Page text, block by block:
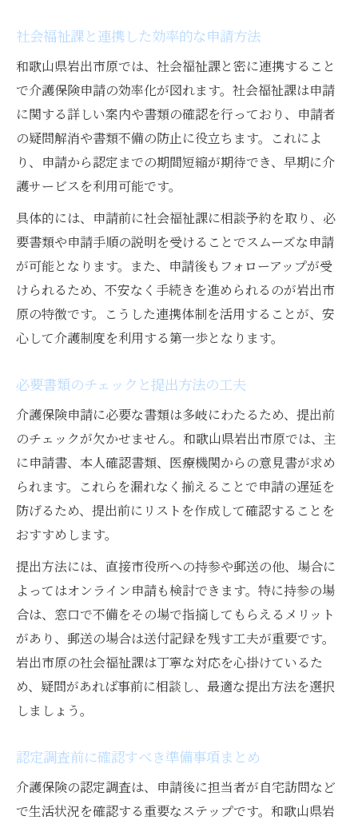
社会福祉課と連携した効率的な申請方法
和歌山県岩出市原では、社会福祉課と密に連携すること
で介護保険申請の効率化が図れます。社会福祉課は申請
に関する詳しい案内や書類の確認を行っており、申請者
の疑問解消や書類不備の防止に役立ちます。これによ
り、申請から認定までの期間短縮が期待でき、早期に介
護サービスを利用可能です。
具体的には、申請前に社会福祉課に相談予約を取り、必
要書類や申請手順の説明を受けることでスムーズな申請
が可能となります。また、申請後もフォローアップが受
けられるため、不安なく手続きを進められるのが岩出市
原の特徴です。こうした連携体制を活用することが、安
心して介護制度を利用する第一歩となります。
必要書類のチェックと提出方法の工夫
介護保険申請に必要な書類は多岐にわたるため、提出前
のチェックが欠かせません。和歌山県岩出市原では、主
に申請書、本人確認書類、医療機関からの意見書が求め
られます。これらを漏れなく揃えることで申請の遅延を
防げるため、提出前にリストを作成して確認することを
おすすめします。
提出方法には、直接市役所への持参や郵送の他、場合に
よってはオンライン申請も検討できます。特に持参の場
合は、窓口で不備をその場で指摘してもらえるメリット
があり、郵送の場合は送付記録を残す工夫が重要です。
岩出市原の社会福祉課は丁寧な対応を心掛けているた
め、疑問があれば事前に相談し、最適な提出方法を選択
しましょう。
認定調査前に確認すべき準備事項まとめ
介護保険の認定調査は、申請後に担当者が自宅訪問など
で生活状況を確認する重要なステップです。和歌山県岩